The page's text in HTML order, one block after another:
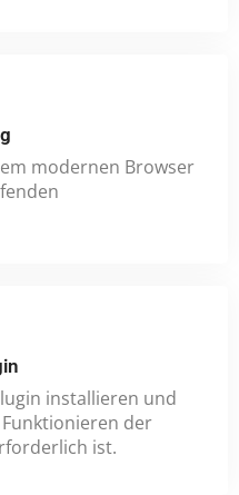
modernen Browser
installieren und
der
ist.